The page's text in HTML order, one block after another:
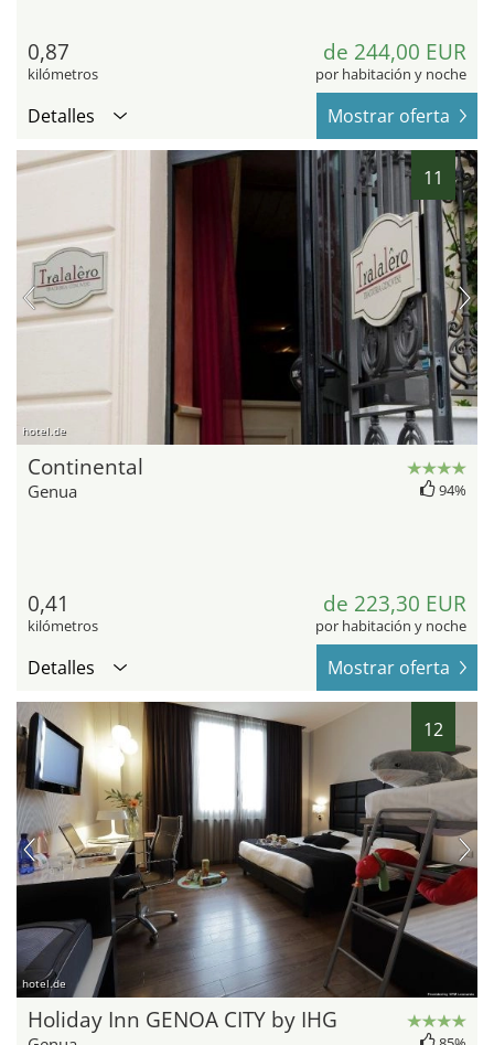
0,87
kilómetros
de 244,00 EUR
por habitación y noche
Detalles Mostrar oferta
11
hotel.de
Continental
Genua 94%
0,41
kilómetros
de 223,30 EUR
por habitación y noche
Detalles Mostrar oferta
12
hotel.de
Holiday Inn GENOA CITY by IHG